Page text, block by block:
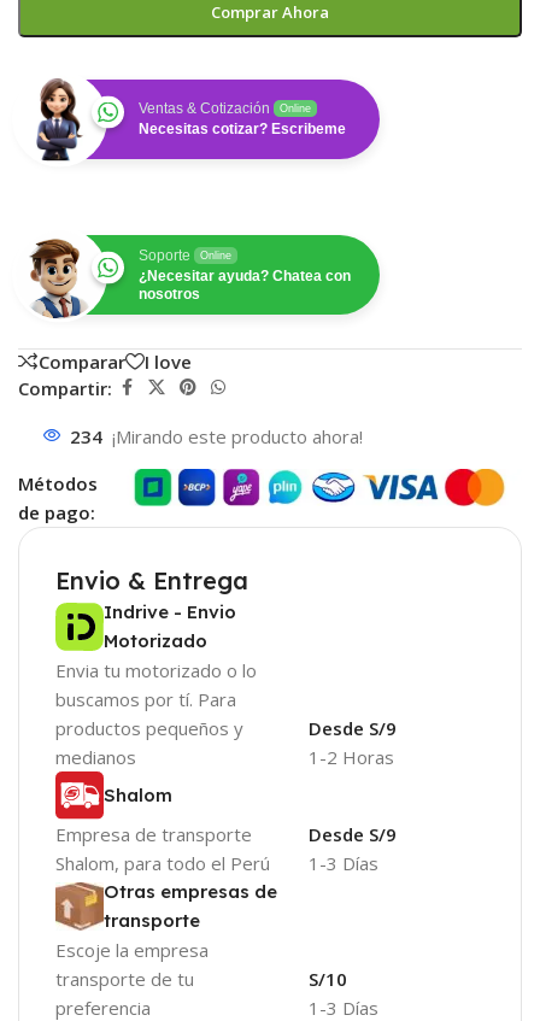
Comprar Ahora
Ventas & Cotización Online
Necesitas cotizar? Escribeme
Soporte Online
¿Necesitar ayuda? Chatea con
nosotros
Comparar
I love
Compartir:
234 ¡Mirando este producto ahora!
Métodos
de pago:
Envio & Entrega
Indrive - Envio
Motorizado
Envia tu motorizado o lo
buscamos por tí. Para
productos pequeños y
medianos
1-2 Horas
Desde S/9
Shalom
Empresa de transporte
Shalom, para todo el Perú
1-3 Días
Desde S/9
Otras empresas de
transporte
Escoje la empresa
transporte de tu
preferencia
1-3 Días
S/10